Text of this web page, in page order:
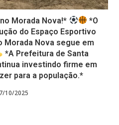
Morada Nova!*
*O
do Espaço Esportivo
Morada Nova segue em
*A Prefeitura de Santa
investindo firme em
para a população.*
10/2025